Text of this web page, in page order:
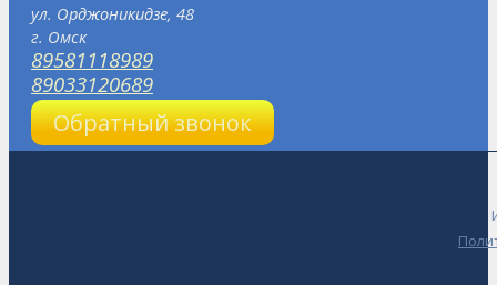
ул. Орджоникидзе, 48
г. Омск
89581118989
89033120689
Обратный звонок